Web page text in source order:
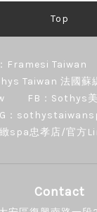
Top
Framesi Taiwan
Taiwan 法國蘇
FB：Sothys
：
spa忠孝店/官方
Contact